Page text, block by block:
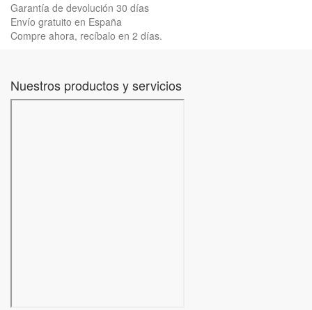
Garantía de devolución 30 días
Envío gratuito en España
Compre ahora, recíbalo en 2 días.
Nuestros productos y servicios